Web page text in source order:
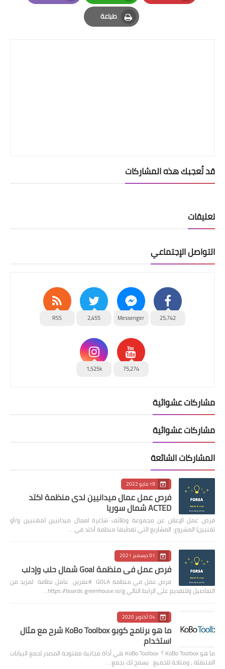
Pinterest
Whatsapp
Email
طباعة
Print
قد تُعجبك هذه المشاركات
تعليقات
التواصل الإجتماعي
25,742
Messenger
2,455
RSS
75,274
1,525k
مشاركات عشوائية
مشاركات عشوائية
المشاركات الشائعة
19 مايو 2022
فرص عمل عمال ميدانيين لدى منظمة اكتد
ACTED شمال سوريا
فرص عمل الإعلان عن مجموعة وظائف شاغرة لعمال ميدانيين (مهنيين و/أو
تقنيين) المشروع: المشاريع التي تغطيها منظمة أكتد في …
01 ديسمبر 2021
فرص عمل في منظمة Goal شمال حلب وإدلب
فرص عمل في منظمة GOLA #عفرين عامل نظافة لمزيد من
التفاصيل وللتقديم على الرابط التالي https://boards.greenhouse.io/g…
04 أكتوبر 2020
ما هو برنامج كوبو KoBo Toolbox شرح مع مثال
استخدام
ما هو KoBo Toolbox ؟ KoBo Toolbox هي أداة مجانية مفتوحة المصدر لجمع البيانات
المتنقلة ، ومتاحة للجميع. يسمح لك بجمع …